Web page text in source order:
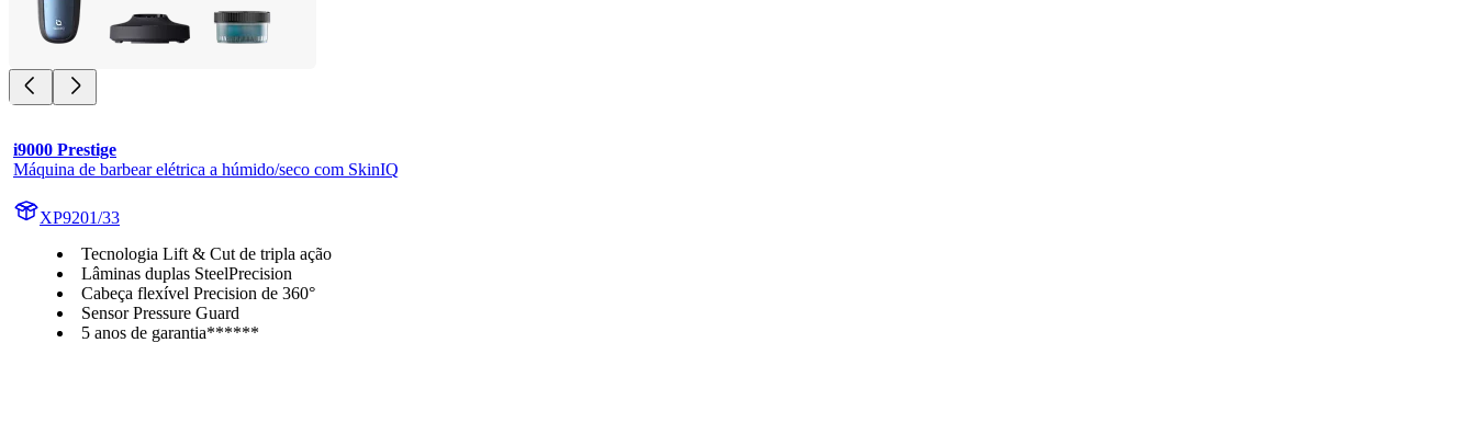
i9000 Prestige
Máquina de barbear elétrica a húmido/seco com SkinIQ
XP9201/33
Tecnologia Lift & Cut de tripla ação
Lâminas duplas SteelPrecision
Cabeça flexível Precision de 360°
Sensor Pressure Guard
5 anos de garantia******